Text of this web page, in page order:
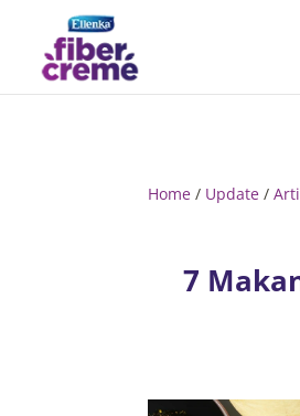
Home / Update /
7